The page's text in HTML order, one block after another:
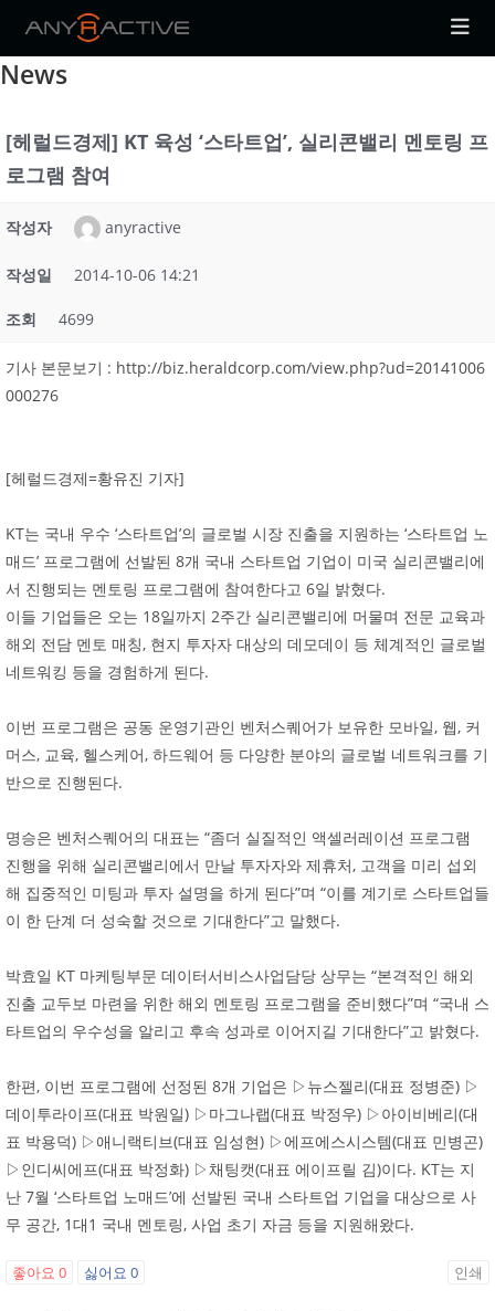
content
News
[헤럴드경제] KT 육성 ‘스타트업’, 실리콘밸리 멘토링 프
로그램 참여
작성자 anyractive
작성일 2014-10-06 14:21
조회 4699
기사 본문보기 : http://biz.heraldcorp.com/view.php?ud=20141006
000276
[헤럴드경제=황유진 기자]
KT는 국내 우수 ‘스타트업’의 글로벌 시장 진출을 지원하는 ‘스타트업 노
매드’ 프로그램에 선발된 8개 국내 스타트업 기업이 미국 실리콘밸리에
서 진행되는 멘토링 프로그램에 참여한다고 6일 밝혔다.
이들 기업들은 오는 18일까지 2주간 실리콘밸리에 머물며 전문 교육과
해외 전담 멘토 매칭, 현지 투자자 대상의 데모데이 등 체계적인 글로벌
네트워킹 등을 경험하게 된다.
이번 프로그램은 공동 운영기관인 벤처스퀘어가 보유한 모바일, 웹, 커
머스, 교육, 헬스케어, 하드웨어 등 다양한 분야의 글로벌 네트워크를 기
반으로 진행된다.
명승은 벤처스퀘어의 대표는 “좀더 실질적인 액셀러레이션 프로그램
진행을 위해 실리콘밸리에서 만날 투자자와 제휴처, 고객을 미리 섭외
해 집중적인 미팅과 투자 설명을 하게 된다”며 “이를 계기로 스타트업들
이 한 단계 더 성숙할 것으로 기대한다”고 말했다.
박효일 KT 마케팅부문 데이터서비스사업담당 상무는 “본격적인 해외
진출 교두보 마련을 위한 해외 멘토링 프로그램을 준비했다”며 “국내 스
타트업의 우수성을 알리고 후속 성과로 이어지길 기대한다”고 밝혔다.
한편, 이번 프로그램에 선정된 8개 기업은 ▷뉴스젤리(대표 정병준) ▷
데이투라이프(대표 박원일) ▷마그나랩(대표 박정우) ▷아이비베리(대
표 박용덕) ▷애니랙티브(대표 임성현) ▷에프에스시스템(대표 민병곤)
▷인디씨에프(대표 박정화) ▷채팅캣(대표 에이프릴 김)이다. KT는 지
난 7월 ‘스타트업 노매드’에 선발된 국내 스타트업 기업을 대상으로 사
무 공간, 1대1 국내 멘토링, 사업 초기 자금 등을 지원해왔다.
좋아요 0 싫어요 0 인쇄